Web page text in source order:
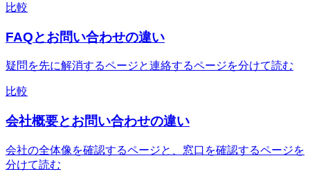
比較
FAQとお問い合わせの違い
疑問を先に解消するページと連絡するページを分けて読む
比較
会社概要とお問い合わせの違い
会社の全体像を確認するページと、窓口を確認するページを
分けて読む